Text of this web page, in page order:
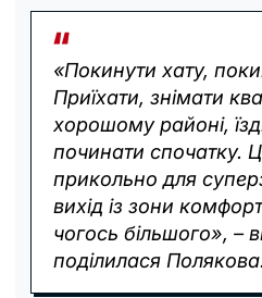
«Покинути хату,
Приїхати, знімати
хорошому районі,
починати спочатку.
прикольно для
вихід із зони
чогось більшого», –
поділилася Полякова.